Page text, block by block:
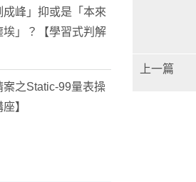
上一篇
峰」抑或是「本來
埃」？【學習式判解
之Static-99量表操
】